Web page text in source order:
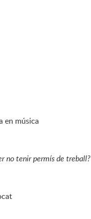
en música
no tenir permís de treball?